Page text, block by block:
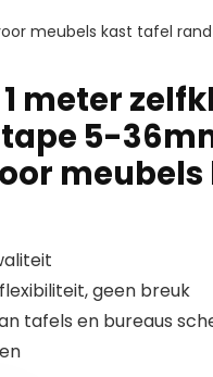
meubels kast tafel
meter
5-
geen breuk
tafels en bureaus